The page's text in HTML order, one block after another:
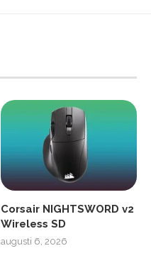
Corsair NIGHTSWORD v2
Wireless SD
augusti 6, 2026